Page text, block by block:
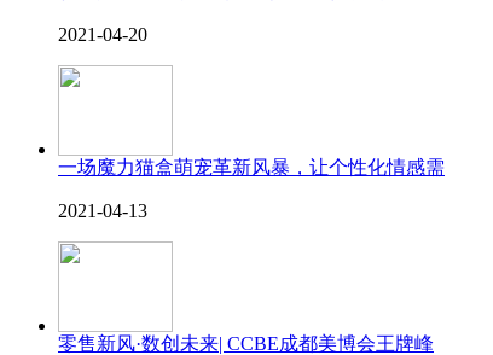
2021-04-20
一场魔力猫盒萌宠革新风暴，让个性化情感需
2021-04-13
零售新风·数创未来| CCBE成都美博会王牌峰